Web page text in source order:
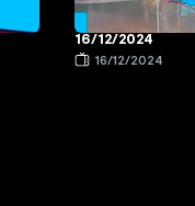
16/12/2024
16/12/2024